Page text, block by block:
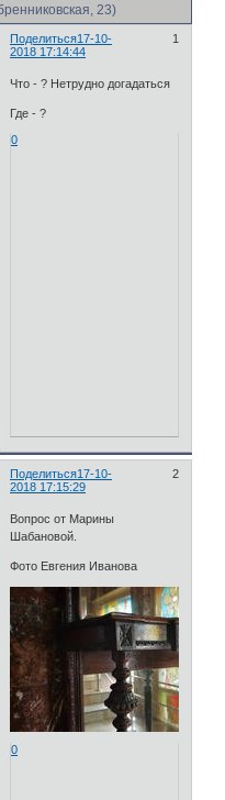
23)
Поделиться 1
17-10-
2018 17:14:44
Что - ? Нетрудно догадаться
Где - ?
0
Поделиться 2
17-10-
2018 17:15:29
Вопрос от Марины
Шабановой.
Фото Евгения Иванова
0